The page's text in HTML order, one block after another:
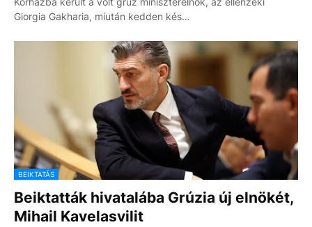
Giorgia Gakharia, miután kedden kés…
BEIKTATÁS
Beiktatták hivatalába Grúzia új elnökét,
Mihail Kavelasvilit